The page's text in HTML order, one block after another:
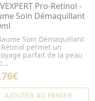
Pro-Retinol -
Soin Démaquillant
Soin Démaquillant
Rétinol permet un
parfait de la peau
AJOUTER AU PANIER